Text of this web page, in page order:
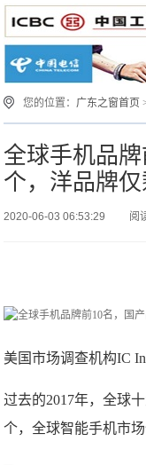
您的位置： 广东之窗首页
全球手机品
个，洋品牌
2020-06-03 06:53:29 阅
美国市场调查机构IC
过去的2017年，全球
个，全球智能手机市